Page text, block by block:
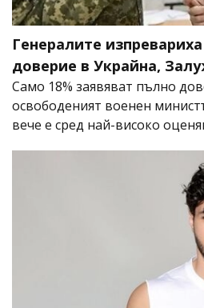
Генералите
доверие в Украйна,
Само 18% заявяват пълно
освободеният военен
вече е сред най-високо